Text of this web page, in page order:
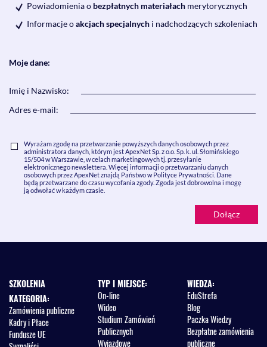
Powiadomienia o bezpłatnych materiałach merytorycznych
Informacje oakcjach specjalnych i nadchodzących szkoleniach
Moje dane:
Imię i Nazwisko:
Adres e-mail:
Wyrażam zgodę na przetwarzanie powyższych danych osobowych przez
administratora danych, którym jest ApexNet Sp. z o.o. Sp. k. ul. Słomińskiego
15/504 w Warszawie, w celach marketingowych tj. przesyłanie
elektronicznego newslettera. Więcej informacji o przetwarzaniu danych
osobowych przez ApexNet znajdą Państwo w Polityce Prywatności. Dane
będą przetwarzane do czasu wycofania zgody. Zgoda jest dobrowolna i mogę
ją odwołać w każdym czasie.
SZKOLENIA
KATEGORIA:
Zamówienia publiczne
Kadry i Płace
Fundusze UE
TYP I MIEJSCE:
On-line
Wideo
Studium Zamówień
Publicznych
Wyjazdowe
WIEDZA:
EduStrefa
Blog
Paczka Wiedzy
Bezpłatne zamówienia
publiczne